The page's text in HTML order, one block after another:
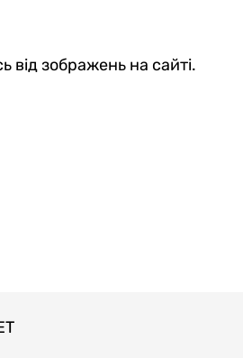
від зображень на сайті.